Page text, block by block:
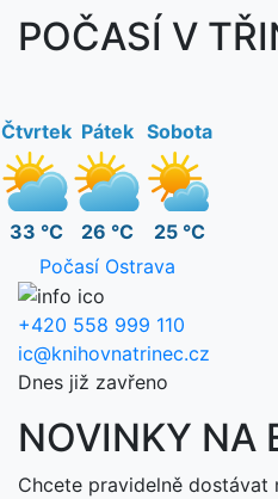
POČASÍ V
Čtvrtek
33 °C
Pátek
26 °C
Sobota
25 °C
Počasí Ostrava
+420 558 999 110
ic@knihovnatrinec.cz
Dnes již zavřeno
NOVINKY NA
Chcete pravidelně dostávat